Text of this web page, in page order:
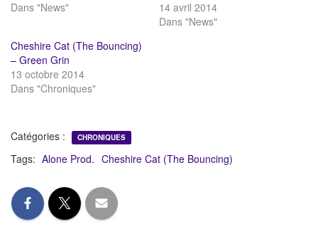
Dans "News"
14 avril 2014
Dans "News"
Cheshire Cat (The Bouncing)
– Green Grin
13 octobre 2014
Dans "Chroniques"
Catégories : CHRONIQUES
Tags: Alone Prod. Cheshire Cat (The Bouncing)